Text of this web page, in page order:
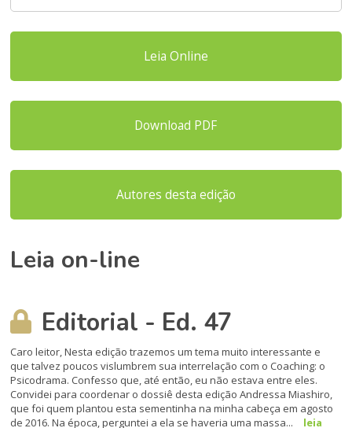
Leia Online
Download PDF
Autores desta edição
Leia on-line
Editorial - Ed. 47
Caro leitor, Nesta edição trazemos um tema muito interessante e
que talvez poucos vislumbrem sua interrelação com o Coaching: o
Psicodrama. Confesso que, até então, eu não estava entre eles.
Convidei para coordenar o dossiê desta edição Andressa Miashiro,
que foi quem plantou esta sementinha na minha cabeça em agosto
de 2016. Na época, perguntei a ela se haveria uma massa...
leia